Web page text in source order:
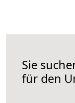
Sie
für den